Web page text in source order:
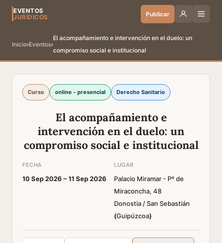
EVENTOS
JURÍDICOS
Publicar
Inicio›Eventos›
El acompañamiento e intervención en el duelo: un
compromiso social e institucional
Curso online - presencial Derecho Sanitario
El acompañamiento e
intervención en el duelo: un
compromiso social e institucional
FECHA
10 Sep 2026 –11 Sep 2026
LUGAR
Palacio Miramar - Pº de
Miraconcha, 48
Donostia / San Sebastián
(Guipúzcoa)